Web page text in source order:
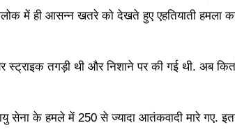
में ही आसन्‍न खतरे को देखते हुए एहतियाती हमला
स्ट्राइक तगड़ी थी और निशाने पर की गई थी. अब
सेना के हमले में 250 से ज्यादा आतंकवादी मारे गए.